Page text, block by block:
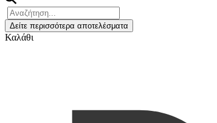
Δείτε περισσότερα αποτελέσματα
Καλάθι